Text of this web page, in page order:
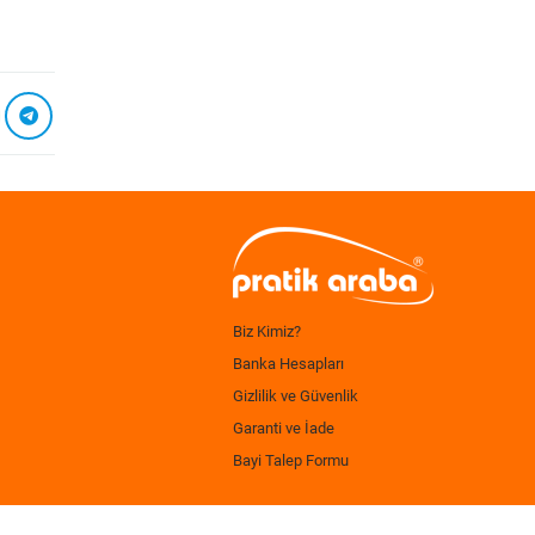
Biz Kimiz?
Banka Hesapları
Gizlilik ve Güvenlik
Garanti ve İade
Bayi Talep Formu